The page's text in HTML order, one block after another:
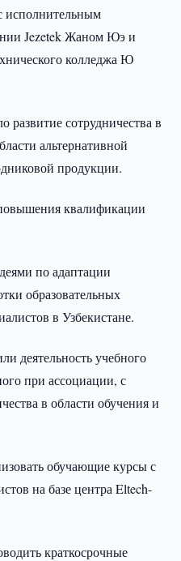
исполнительным
Jezetek Жаном Юэ и
колледжа Ю
развитие сотрудничества в
альтернативной
продукции.
квалификации
по адаптации
образовательных
в Узбекистане.
деятельность учебного
при ассоциации, с
в области обучения и
обучающие курсы с
на базе центра Eltech-
краткосрочные